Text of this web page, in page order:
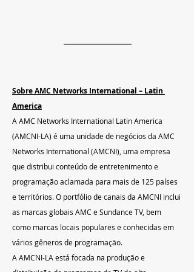
Sobre AMC Networks International – Latin
America
A AMC Networks International Latin America
(AMCNI-LA) é uma unidade de negócios da AMC
Networks International (AMCNI), uma empresa
que distribui conteúdo de entretenimento e
programação aclamada para mais de 125 países
e territórios. O portfólio de canais da AMCNI inclui
as marcas globais AMC e Sundance TV, bem
como marcas locais populares e conhecidas em
vários gêneros de programação.
A AMCNI-LA está focada na produção e